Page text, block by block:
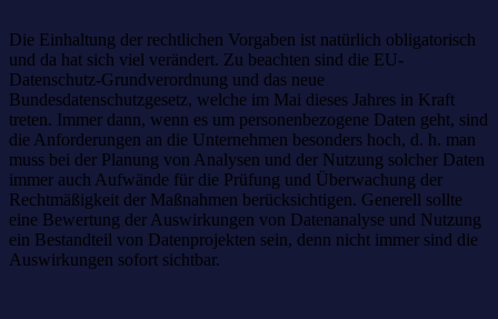
Die Einhaltung der rechtlichen Vorgaben ist natürlich obligatorisch
und da hat sich viel verändert. Zu beachten sind die EU-
Datenschutz-Grundverordnung und das neue
Bundesdatenschutzgesetz, welche im Mai dieses Jahres in Kraft
treten. Immer dann, wenn es um personenbezogene Daten geht, sind
die Anforderungen an die Unternehmen besonders hoch, d. h. man
muss bei der Planung von Analysen und der Nutzung solcher Daten
immer auch Aufwände für die Prüfung und Überwachung der
Rechtmäßigkeit der Maßnahmen berücksichtigen. Generell sollte
eine Bewertung der Auswirkungen von Datenanalyse und Nutzung
ein Bestandteil von Datenprojekten sein, denn nicht immer sind die
Auswirkungen sofort sichtbar.